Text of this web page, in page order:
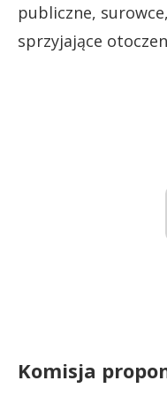
publiczne,
sprzyjające
Komisja